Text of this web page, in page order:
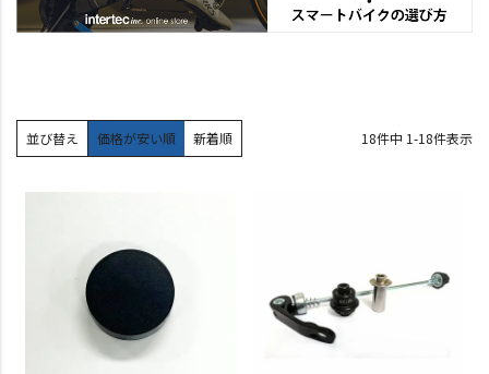
並び替え 価格が安い順 新着順 18件中 1-18件表示